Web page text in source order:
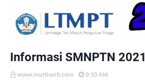
Informasi SMNPTN 2021
www.murtiweb.com 9:30 AM